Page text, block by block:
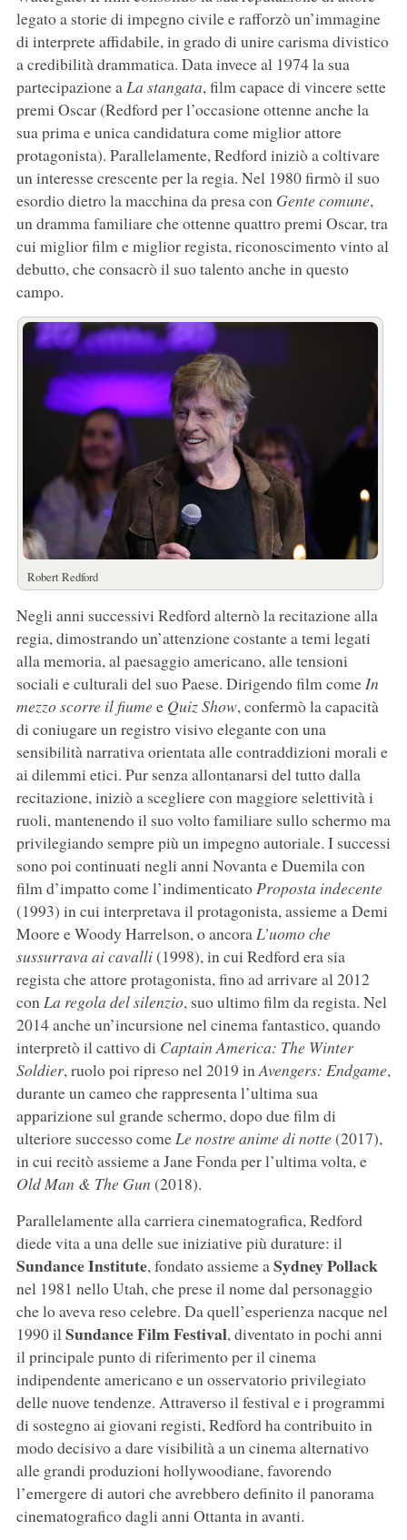
legato a storie di impegno civile e rafforzò un’immagine
di interprete affidabile, in grado di unire carisma divistico
a credibilità drammatica. Data invece al 1974 la sua
partecipazione aLa stangata, film capace di vincere sette
premi Oscar (Redford per l’occasione ottenne anche la
sua prima e unica candidatura come miglior attore
protagonista). Parallelamente, Redford iniziò a coltivare
un interesse crescente per la regia. Nel 1980 firmò il suo
esordio dietro la macchina da presa con Gente comune,
un dramma familiare che ottenne quattro premi Oscar, tra
cui miglior film e miglior regista, riconoscimento vinto al
debutto, che consacrò il suo talento anche in questo
campo.
Robert Redford
Negli anni successivi Redford alternò la recitazione alla
regia, dimostrando un’attenzione costante a temi legati
alla memoria, al paesaggio americano, alle tensioni
sociali e culturali del suo Paese. Dirigendo film comeIn
mezzo scorre il fiumee Quiz Show, confermò la capacità
di coniugare un registro visivo elegante con una
sensibilità narrativa orientata alle contraddizioni morali e
ai dilemmi etici. Pur senza allontanarsi del tutto dalla
recitazione, iniziò a scegliere con maggiore selettività i
ruoli, mantenendo il suo volto familiare sullo schermo ma
privilegiando sempre più un impegno autoriale. I successi
sono poi continuati negli anni Novanta e Duemila con
film d’impatto come l’indimenticatoProposta indecente
(1993) in cui interpretava il protagonista, assieme a Demi
Moore e Woody Harrelson, o ancoraL’uomo che
sussurrava ai cavalli(1998), in cui Redford era sia
regista che attore protagonista, fino ad arrivare al 2012
conLa regola del silenzio, suo ultimo film da regista. Nel
2014 anche un’incursione nel cinema fantastico, quando
interpretò il cattivo di Captain America: The Winter
Soldier, ruolo poi ripreso nel 2019 inAvengers: Endgame,
durante un cameo che rappresenta l’ultima sua
apparizione sul grande schermo, dopo due film di
ulteriore successo comeLe nostre anime di notte(2017),
in cui recitò assieme a Jane Fonda per l’ultima volta, e
Old Man & The Gun (2018).
Parallelamente alla carriera cinematografica, Redford
diede vita a una delle sue iniziative più durature: il
Sundance Institute, fondato assieme aSydney Pollack
nel 1981 nello Utah, che prese il nome dal personaggio
che lo aveva reso celebre. Da quell’esperienza nacque nel
1990 ilSundance Film Festival, diventato in pochi anni
il principale punto di riferimento per il cinema
indipendente americano e un osservatorio privilegiato
delle nuove tendenze. Attraverso il festival e i programmi
di sostegno ai giovani registi, Redford ha contribuito in
modo decisivo a dare visibilità a un cinema alternativo
alle grandi produzioni hollywoodiane, favorendo
l’emergere di autori che avrebbero definito il panorama
cinematografico dagli anni Ottanta in avanti.